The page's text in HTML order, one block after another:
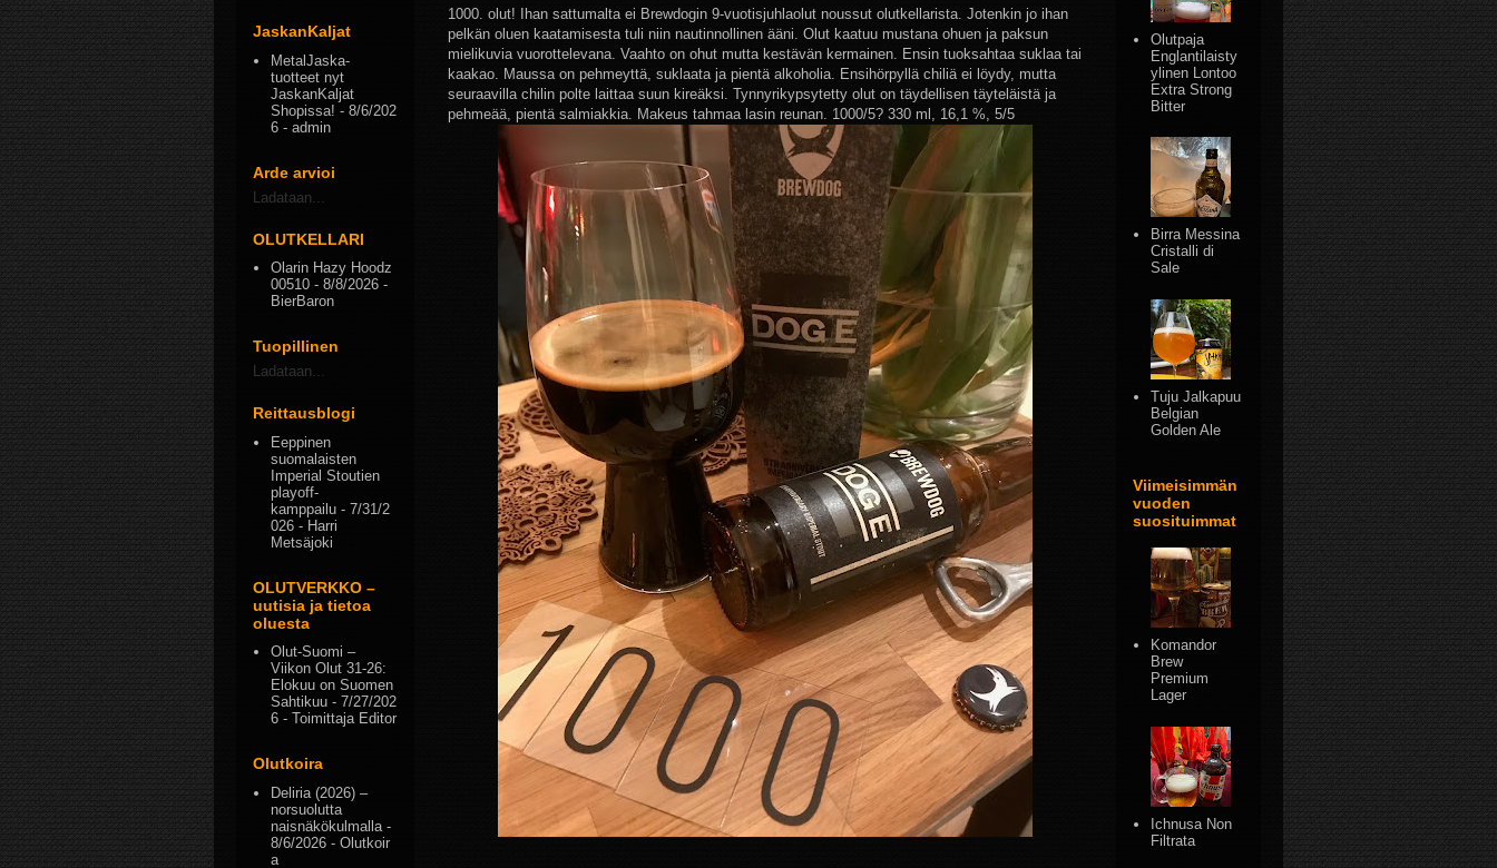
1000. olut! Ihan sattumalta ei Brewdogin 9-vuotisjuhlaolut noussut olutkellarista. Jotenkin jo ihan
pelkän oluen kaatamisesta tuli niin nautinnollinen ääni. Olut kaatuu mustana ohuen ja paksun
mielikuvia vuorottelevana. Vaahto on ohut mutta kestävän kermainen. Ensin tuoksahtaa suklaa tai
kaakao. Maussa on pehmeyttä, suklaata ja pientä alkoholia. Ensihörpyllä chiliä ei löydy, mutta
seuraavilla chilin polte laittaa suun kireäksi. Tynnyrikypsytetty olut on täydellisen täyteläistä ja
pehmeää, pientä salmiakkia. Makeus tahmaa lasin reunan. 1000/5? 330 ml, 16,1 %, 5/5
JaskanKaljat
MetalJaska-
tuotteet nyt
JaskanKaljat
Shopissa! - 8/6/202
6 - admin
Arde arvioi
Ladataan...
OLUTKELLARI
Olarin Hazy Hoodz
00510 - 8/8/2026 -
BierBaron
Tuopillinen
Ladataan...
Reittausblogi
Eeppinen
suomalaisten
Imperial Stoutien
playoff-
kamppailu - 7/31/2
026 - Harri
Metsäjoki
OLUTVERKKO –
uutisia ja tietoa
oluesta
Olut-Suomi –
Viikon Olut 31-26:
Elokuu on Suomen
Sahtikuu - 7/27/202
6 - Toimittaja Editor
Olutkoira
Deliria (2026) –
norsuolutta
naisnäkökulmalla -
8/6/2026 - Olutkoir
a
Olutpaja
Englantilaisty
ylinen Lontoo
Extra Strong
Bitter
Birra Messina
Cristalli di
Sale
Tuju Jalkapuu
Belgian
Golden Ale
Viimeisimmän
vuoden
suosituimmat
Komandor
Brew
Premium
Lager
Ichnusa Non
Filtrata